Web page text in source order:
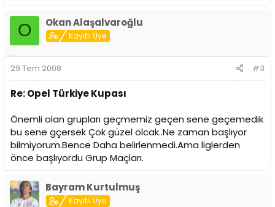
O Okan Alaşalvaroğlu
Kayıtlı Üye
29 Tem 2008 #3
Re: Opel Türkiye Kupası
Önemli olan grupları geçmemiz geçen sene geçemedik
bu sene gçersek Çok güzel olcak..Ne zaman başlıyor
bilmiyorum.Bence Daha belirlenmedi.Ama liglerden
önce başlıyordu Grup Maçları.
Bayram Kurtulmuş
Kayıtlı Üye